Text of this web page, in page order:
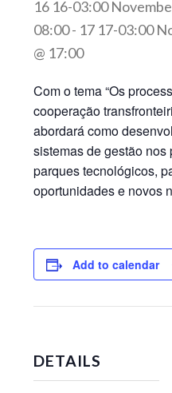
16 16-03:00
08:00- 17 17-03:00
@ 17:00
Com o tema “Os
cooperação
abordará como
sistemas de gestão
parques tecnológicos,
oportunidades e novos
Add to calendar
DETAILS